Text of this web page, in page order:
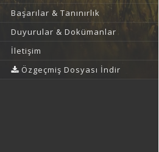
Başarılar & Tanınırlık
Duyurular & Dokümanlar
İletişim
Özgeçmiş Dosyası İndir